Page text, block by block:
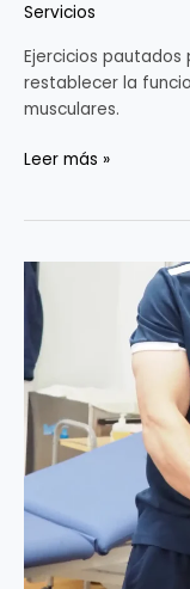
Servicios
Ejercicios
restablecer la
musculares.
Leer más »
Magnetoterapia